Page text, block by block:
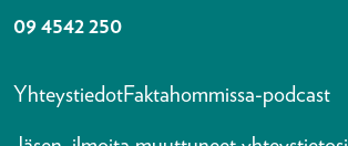
09 4542 250
YhteystiedotFaktahommissa-podcast